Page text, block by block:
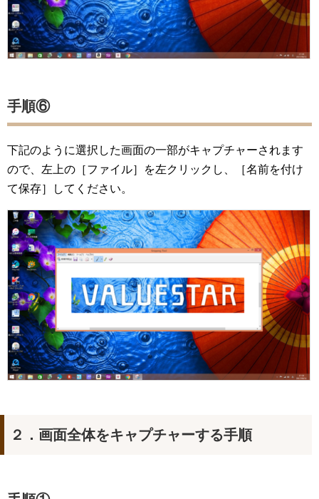
手順⑥
下記のように選択した画面の一部がキャプチャーされます
ので、左上の［ファイル］を左クリックし、［名前を付け
て保存］してください。
２．画面全体をキャプチャーする手順